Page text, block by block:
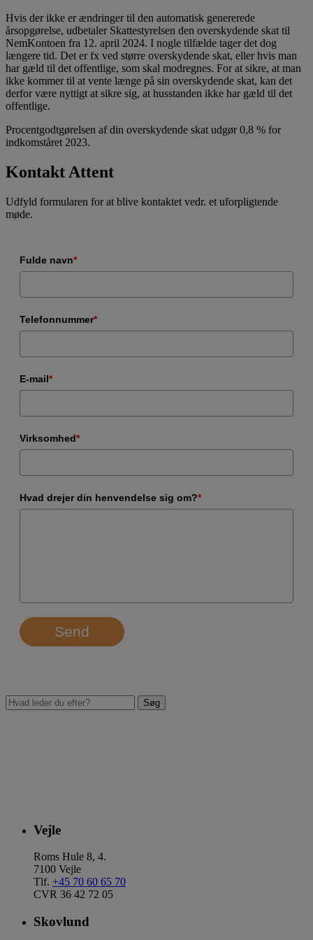
Hvis der ikke er ændringer til den automatisk genererede
årsopgørelse, udbetaler Skattestyrelsen den overskydende skat til
NemKontoen fra 12. april 2024. I nogle tilfælde tager det dog
længere tid. Det er fx ved større overskydende skat, eller hvis man
har gæld til det offentlige, som skal modregnes. For at sikre, at man
ikke kommer til at vente længe på sin overskydende skat, kan det
derfor være nyttigt at sikre sig, at husstanden ikke har gæld til det
offentlige.
Procentgodtgørelsen af din overskydende skat udgør 0,8 % for
indkomståret 2023.
Kontakt Attent
Udfyld formularen for at blive kontaktet vedr. et uforpligtende
møde.
Fulde navn*
Telefonnummer*
E-mail*
Virksomhed*
Hvad drejer din henvendelse sig om?*
Send
Vejle
Roms Hule 8, 4.
7100 Vejle
Tlf. +45 70 60 65 70
CVR 36 42 72 05
Skovlund